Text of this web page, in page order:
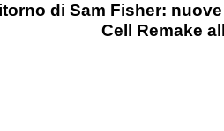
di Sam Fisher:
Cell Remake